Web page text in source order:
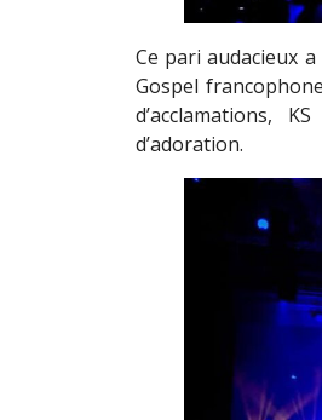
Ce pari audacieux
Gospel
d’acclamations,
d’adoration.